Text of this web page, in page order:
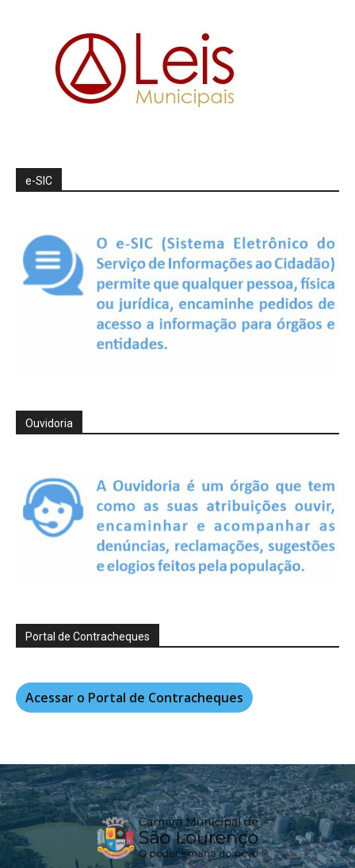
e-SIC
Ouvidoria
Portal de Contracheques
Acessar o Portal de Contracheques